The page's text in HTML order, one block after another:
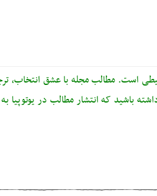
است. مطالب مجله با عشق انتخاب،
باشید که انتشار مطالب در یوتوپیا